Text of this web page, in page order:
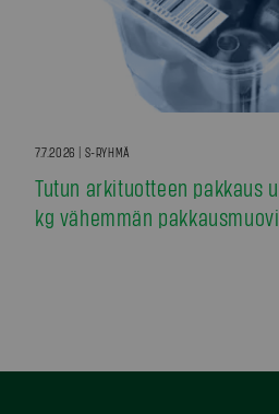
7.7.2026 | S-RYHMÄ
Tutun arkituotteen pakkaus
kg vähemmän